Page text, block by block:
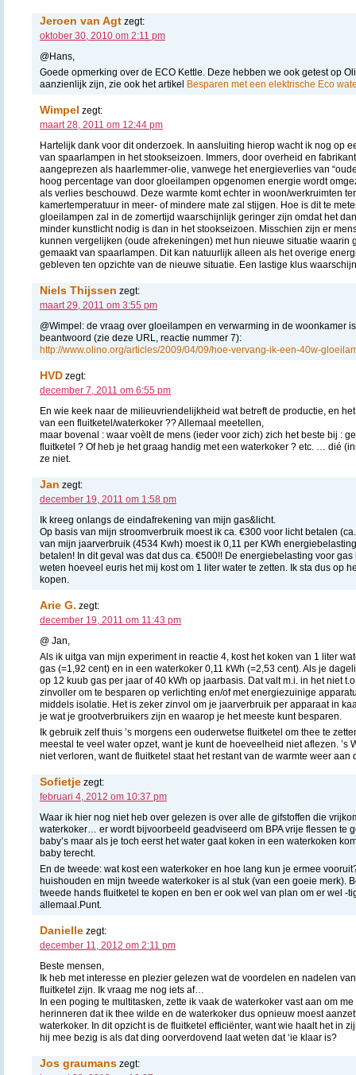
Jeroen van Agt zegt:
oktober 30, 2010 om 2:11 pm
@Hans,
Goede opmerking over de ECO Kettle. Deze hebben we ook getest op
aanzienlijk zijn, zie ook het artikel Besparen met een elektrische Eco
Wimpel zegt:
maart 28, 2011 om 12:44 pm
Hartelijk dank voor dit onderzoek. In aansluiting hierop wacht ik nog op
van spaarlampen in het stookseizoen. Immers, door overheid en
aangeprezen als haarlemmer-olie, vanwege het energieverlies van
hoog percentage van door gloeilampen opgenomen energie wordt
als verlies beschouwd. Deze warmte komt echter in woon/werkruimten
kamertemperatuur in meer- of mindere mate zal stijgen. Hoe is dit te
gloeilampen zal in de zomertijd waarschijnlijk geringer zijn omdat het
minder kunstlicht nodig is dan in het stookseizoen. Misschien zijn er
kunnen vergelijken (oude afrekeningen) met hun nieuwe situatie waarin
gemaakt van spaarlampen. Dit kan natuurlijk alleen als het overige
gebleven ten opzichte van de nieuwe situatie. Een lastige klus
Niels Thijssen zegt:
maart 29, 2011 om 3:55 pm
@Wimpel: de vraag over gloeilampen en verwarming in de woonkamer
beantwoord (zie deze URL, reactie nummer 7):
http://www.olino.org/articles/2009/04/09/hoe-vervang-ik-een-40w-
HVD zegt:
december 7, 2011 om 6:55 pm
En wie keek naar de milieuvriendelijkheid wat betreft de productie, en
van een fluitketel/waterkoker ?? Allemaal meetellen,
maar bovenal : waar voèlt de mens (ieder voor zich) zich het beste bij :
fluitketel ? Of heb je het graag handig met een waterkoker ? etc. … dié
ze niet.
Jan zegt:
december 19, 2011 om 1:58 pm
Ik kreeg onlangs de eindafrekening van mijn gas&licht.
Op basis van mijn stroomverbruik moest ik ca. €300 voor licht betalen
van mijn jaarverbruik (4534 Kwh) moest ik 0,11 per KWh
betalen! In dit geval was dat dus ca. €500!! De energiebelasting voor
weten hoeveel euris het mij kost om 1 liter water te zetten. Ik sta dus op
kopen.
Arie G. zegt:
december 19, 2011 om 11:43 pm
@ Jan,
Als ik uitga van mijn experiment in reactie 4, kost het koken van 1 liter
gas (=1,92 cent) en in een waterkoker 0,11 kWh (=2,53 cent). Als je
op 12 kuub gas per jaar of 40 kWh op jaarbasis. Dat valt m.i. in het niet
zinvoller om te besparen op verlichting en/of met energiezuinige
middels isolatie. Het is zeker zinvol om je jaarverbruik per apparaat in
je wat je grootverbruikers zijn en waarop je het meeste kunt besparen.
Ik gebruik zelf thuis ’s morgens een ouderwetse fluitketel om thee te
meestal te veel water opzet, want je kunt de hoeveelheid niet aflezen. ’s
niet verloren, want de fluitketel staat het restant van de warmte weer aan
Sofietje zegt:
februari 4, 2012 om 10:37 pm
Waar ik hier nog niet heb over gelezen is over alle de gifstoffen die
waterkoker… er wordt bijvoorbeeld geadviseerd om BPA vrije flessen te
baby’s maar als je toch eerst het water gaat koken in een waterkoken
baby terecht.
En de tweede: wat kost een waterkoker en hoe lang kun je ermee
huishouden en mijn tweede waterkoker is al stuk (van een goeie merk).
tweede hands fluitketel te kopen en ben er ook wel van plan om er wel -
allemaal.Punt.
Danielle zegt:
december 11, 2012 om 2:11 pm
Beste mensen,
Ik heb met interesse en plezier gelezen wat de voordelen en nadelen
fluitketel zijn. Ik vraag me nog iets af…
In een poging te multitasken, zette ik vaak de waterkoker vast aan om
herinneren dat ik thee wilde en de waterkoker dus opnieuw moest
waterkoker. In dit opzicht is de fluitketel efficiënter, want wie haalt het in
hij mee bezig is als dat ding oorverdovend laat weten dat ‘ie klaar is?
Jos graumans zegt: